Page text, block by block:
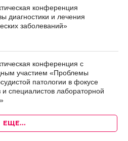
конференция
диагностики и лечения
заболеваний»
конференция с
участием «Проблемы
патологии в фокусе
и специалистов лабораторной
ЕЩЕ…